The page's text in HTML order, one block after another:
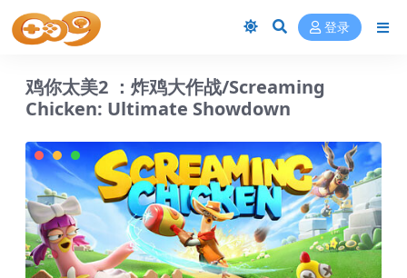
登录
鸡你太美2 ：炸鸡大作战/Screaming
Chicken: Ultimate Showdown